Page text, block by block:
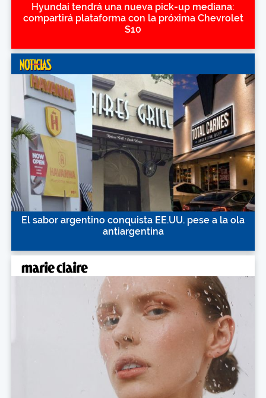
Hyundai tendrá una nueva pick-up mediana:
compartirá plataforma con la próxima Chevrolet
S10
El sabor argentino conquista EE.UU. pese a la ola
antiargentina